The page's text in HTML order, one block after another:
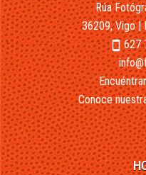
Rúa
36209, Vigo |
smartphone627
Conoce